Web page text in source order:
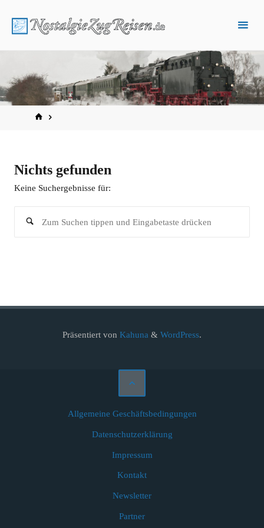
Inhalt
START
Nichts gefunden
Keine Suchergebnisse für:
Suchen
Präsentiert von Kahuna & WordPress.
Allgemeine Geschäftsbedingungen
Datenschutzerklärung
Impressum
Kontakt
Newsletter
Partner